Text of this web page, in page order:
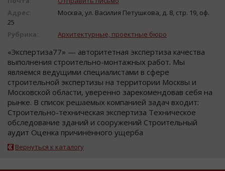
Адрес:
Москва, ул. Василия Петушкова, д. 8, стр. 19, оф.
25
Рубрика:
Архитектурные, проектные бюро
«Экспертиза77» — авторитетная экспертиза качества
выполнения строительно-монтажных работ. Мы
являемся ведущими специалистами в сфере
строительной экспертизы на территории Москвы и
Московской области, уверенно зарекомендовав себя на
рынке. В список решаемых компанией задач входит:
Строительно-техническая экспертиза Техническое
обследование зданий и сооружений Строительный
аудит Оценка причинённого ущерба
Вернуться к каталогу